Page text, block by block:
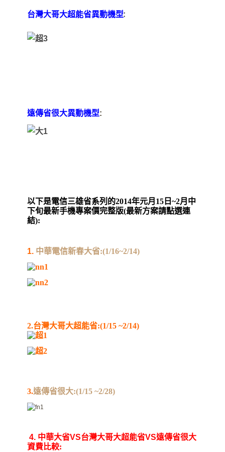
台灣大哥大超能省異動機型:
遠傳省很大異動機型:
以下是電信三雄省系列的2014年元月15日~2月中
下旬最新手機專案價完整版(最新方案請點選連
結):
1. 中華電信新春大省:(1/16~2/14)
2.台灣大哥大超能省:(1/15 ~2/14)
3.遠傳省很大:(1/15 ~2/28)
4. 中華大省VS台灣大哥大超能省VS遠傳省很大
資費比較: